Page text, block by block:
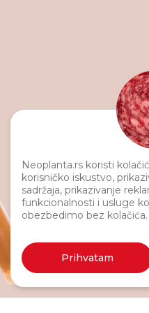
Neoplanta.rs koristi
korisničko iskustvo,
sadržaja, prikazivanje
funkcionalnosti i usluge
obezbedimo bez kolačića.
Prihvatam
Moja